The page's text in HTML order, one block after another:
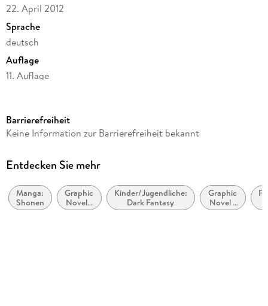
22. April 2012
Sprache
deutsch
Auflage
11. Auflage
Altersempfehlung
Reihe
Autor/Autorin
Yana Toboso
Barrierefreiheit
Keine Information zur Barrierefreiheit bekannt
Entdecken Sie mehr
Manga:
Shonen
Graphic
Novel /
Comic /
Kinder/Jugendliche:
Dark Fantasy
Graphic
Novel /
Comic /